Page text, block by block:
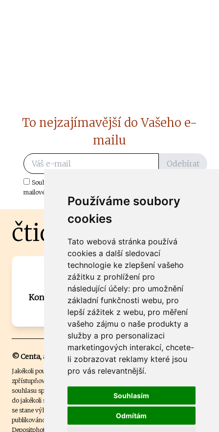
Používáme soubory
cookies
Tato webová stránka používá
cookies a další sledovací
technologie ke zlepšení vašeho
zážitku z prohlížení pro
následující účely: pro umožnění
základní funkčnosti webu, pro
lepší zážitek z webu, pro měření
vašeho zájmu o naše produkty a
služby a pro personalizaci
marketingových interakcí, chcete-
li zobrazovat reklamy které jsou
pro vás relevantnější.
Souhlasím
Odmítám
To nejzajímavější do Vašeho e-
mailu
Odebírat
Souhlasím s odběrem důležitých zpráv ze ČtiDoma.cz do mé e-
mailové schránky.
čtidoma.cz
Máte zajímavou informaci? Chcete
spolupracovat?
Kontaktujte šéfredaktora Martina Chalupu:
chalupa@ctidoma.cz
© Centa, a.s.
Jakékoli použití obsahu včetně převzetí, šíření či dalšího užití a
zpřístupňování textových či obrazových materiálů bez písemného
souhlasu společnosti Centa,a.s. je zakázáno. Čtenář svým přihlášením
do jakékoli soutěže na našem webu dává souhlas s tím, že v případě, že
se stane výhercem této soutěže, může být jeho jméno na webu
publikováno. Centa, a.s. využívala licenci ČTK a využívá fotografie z
Depositphotos